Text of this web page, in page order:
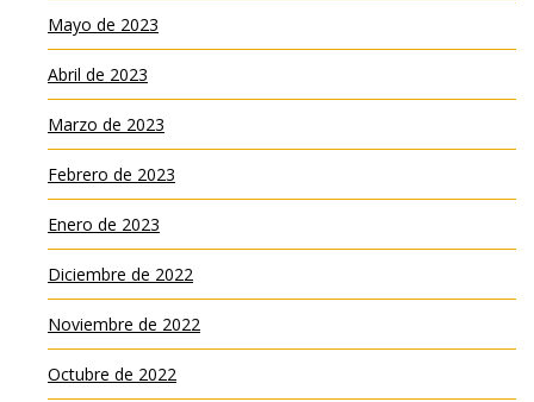
Mayo de 2023
Abril de 2023
Marzo de 2023
Febrero de 2023
Enero de 2023
Diciembre de 2022
Noviembre de 2022
Octubre de 2022